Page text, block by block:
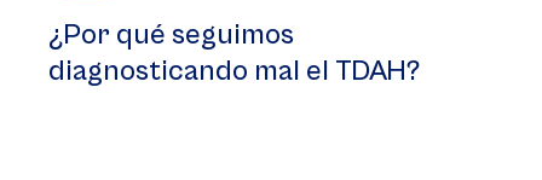
¿Por qué seguimos
diagnosticando mal el TDAH?